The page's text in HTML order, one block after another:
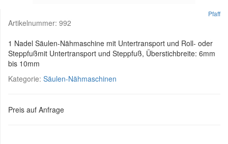
Pfaff
Artikelnummer: 992
1 Nadel Säulen-Nähmaschine mit Untertransport und Roll- oder
Steppfußmit Untertransport und Steppfuß, Überstichbreite: 6mm
bis 10mm
Kategorie: Säulen-Nähmaschinen
Preis auf Anfrage